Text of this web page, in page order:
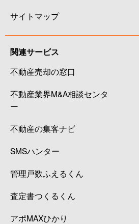
サイトマップ
関連サービス
不動産売却の窓口
不動産業界M&A相談センタ
ー
不動産の集客ナビ
SMSハンター
管理戸数ふえるくん
査定書つくるくん
アポMAXひかり